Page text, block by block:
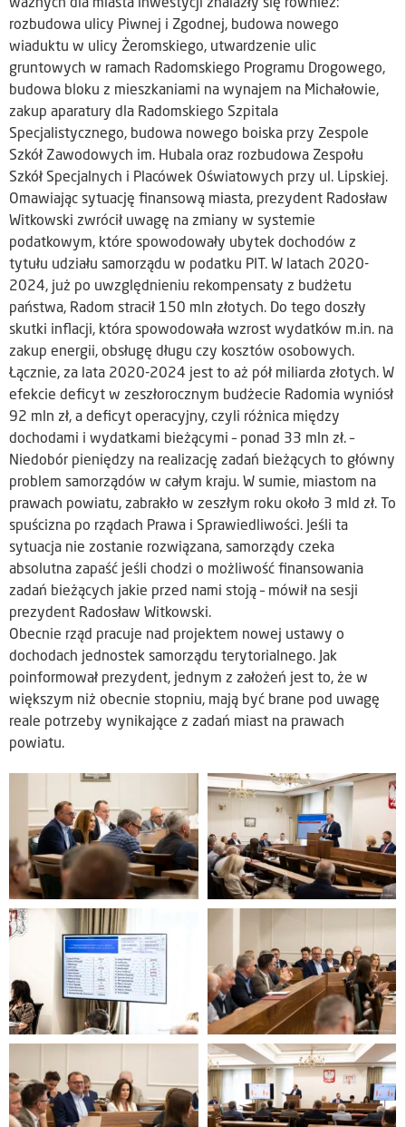
ważnych dla miasta inwestycji znalazły się również:
rozbudowa ulicy Piwnej i Zgodnej, budowa nowego
wiaduktu w ulicy Żeromskiego, utwardzenie ulic
gruntowych w ramach Radomskiego Programu Drogowego,
budowa bloku z mieszkaniami na wynajem na Michałowie,
zakup aparatury dla Radomskiego Szpitala
Specjalistycznego, budowa nowego boiska przy Zespole
Szkół Zawodowych im. Hubala oraz rozbudowa Zespołu
Szkół Specjalnych i Placówek Oświatowych przy ul. Lipskiej.
Omawiając sytuację finansową miasta, prezydent Radosław
Witkowski zwrócił uwagę na zmiany w systemie
podatkowym, które spowodowały ubytek dochodów z
tytułu udziału samorządu w podatku PIT. W latach 2020-
2024, już po uwzględnieniu rekompensaty z budżetu
państwa, Radom stracił 150 mln złotych. Do tego doszły
skutki inflacji, która spowodowała wzrost wydatków m.in. na
zakup energii, obsługę długu czy kosztów osobowych.
Łącznie, za lata 2020-2024 jest to aż pół miliarda złotych. W
efekcie deficyt w zeszłorocznym budżecie Radomia wyniósł
92 mln zł, a deficyt operacyjny, czyli różnica między
dochodami i wydatkami bieżącymi – ponad 33 mln zł. –
Niedobór pieniędzy na realizację zadań bieżących to główny
problem samorządów w całym kraju. W sumie, miastom na
prawach powiatu, zabrakło w zeszłym roku około 3 mld zł. To
spuścizna po rządach Prawa i Sprawiedliwości. Jeśli ta
sytuacja nie zostanie rozwiązana, samorządy czeka
absolutna zapaść jeśli chodzi o możliwość finansowania
zadań bieżących jakie przed nami stoją – mówił na sesji
prezydent Radosław Witkowski.
Obecnie rząd pracuje nad projektem nowej ustawy o
dochodach jednostek samorządu terytorialnego. Jak
poinformował prezydent, jednym z założeń jest to, że w
większym niż obecnie stopniu, mają być brane pod uwagę
reale potrzeby wynikające z zadań miast na prawach
powiatu.